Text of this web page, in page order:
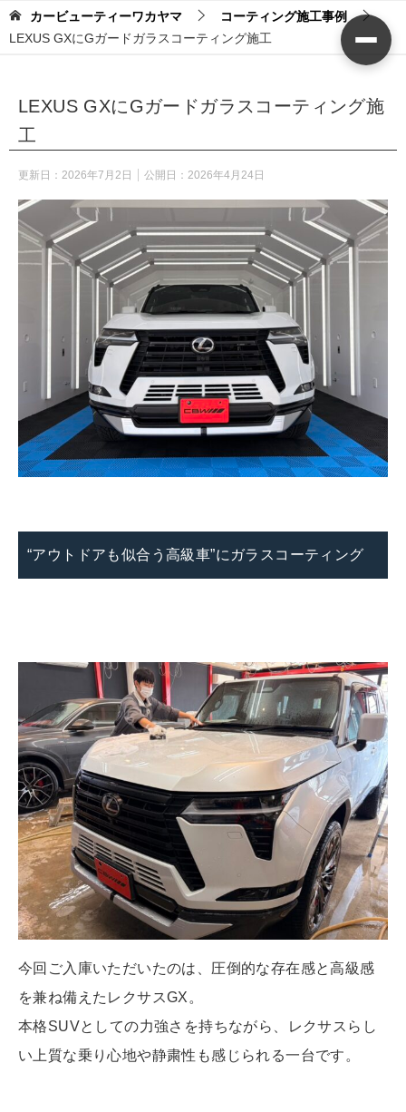
カービューティーワカヤマ
コーティング施工事例
LEXUS GXにGガードガラスコーティング施工
LEXUS GXにGガードガラスコーティング施
工
更新日： 2026年7月2日 公開日： 2026年4月24日
“アウトドアも似合う高級車”にガラスコーティング
今回ご入庫いただいたのは、圧倒的な存在感と高級感
を兼ね備えたレクサスGX。
本格SUVとしての力強さを持ちながら、レクサスらし
い上質な乗り心地や静粛性も感じられる一台です。